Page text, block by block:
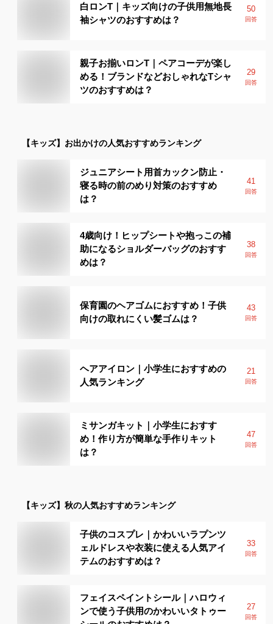
白ロンT｜キッズ向けの子供用無地長
袖シャツのおすすめは？
50
回答
親子お揃いロンT｜ペアコーデが楽し
める！ブランドなどおしゃれなTシャ
ツのおすすめは？
29
回答
【キッズ】 お出かけの人気おすすめランキング
ジュニアシート用首カックン防止・
寝る時の前のめり対策のおすすめ
は？
41
回答
4歳向け！ヒップシートや抱っこの補
助になるショルダーバッグのおすす
めは？
38
回答
保育園のヘアゴムにおすすめ！子供
向けの取れにくい髪ゴムは？
43
回答
ヘアアイロン｜小学生におすすめの
人気ランキング
21
回答
ミサンガキット｜小学生におすす
め！作り方が簡単な手作りキット
は？
47
回答
【キッズ】 秋の人気おすすめランキング
子供のコスプレ｜かわいいラプンツ
ェルドレスや衣装に使える人気アイ
テムのおすすめは？
33
回答
フェイスペイントシール｜ハロウィ
ンで使う子供用のかわいいタトゥー
27
回答